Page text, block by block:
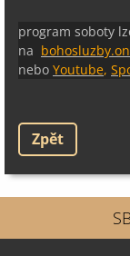
program soboty
na
nebo Youtube,
Zpět